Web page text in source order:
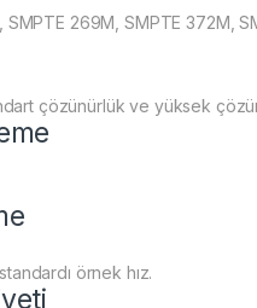
269M, SMPTE 372M,
çözünürlük ve yüksek
örnek hız.